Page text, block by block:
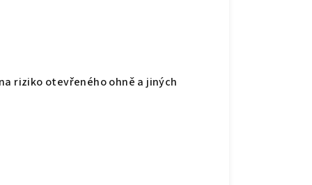
riziko otevřeného ohně a jiných